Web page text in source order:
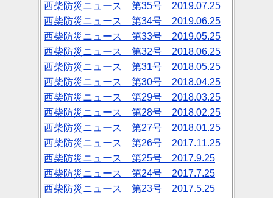
西柴防災ニュース 第35号 2019.07.25
西柴防災ニュース 第34号 2019.06.25
西柴防災ニュース 第33号 2019.05.25
西柴防災ニュース 第32号 2018.06.25
西柴防災ニュース 第31号 2018.05.25
西柴防災ニュース 第30号 2018.04.25
西柴防災ニュース 第29号 2018.03.25
西柴防災ニュース 第28号 2018.02.25
西柴防災ニュース 第27号 2018.01.25
西柴防災ニュース 第26号 2017.11.25
西柴防災ニュース 第25号 2017.9.25
西柴防災ニュース 第24号 2017.7.25
西柴防災ニュース 第23号 2017.5.25